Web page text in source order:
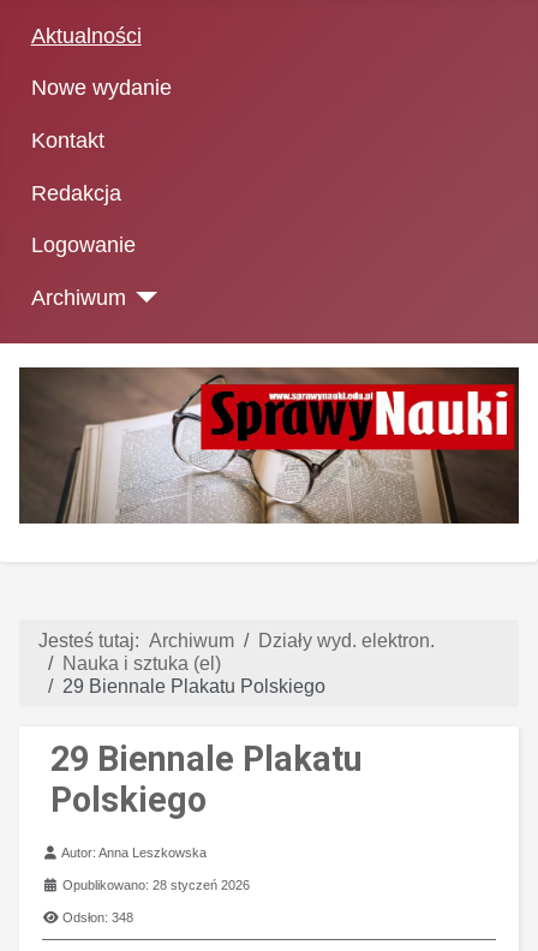
Aktualności
Nowe wydanie
Kontakt
Redakcja
Logowanie
Archiwum
Jesteś tutaj: Archiwum
Działy wyd. elektron.
Nauka i sztuka (el)
29 Biennale Plakatu Polskiego
29 Biennale Plakatu
Polskiego
Szczegóły
Autor:Anna Leszkowska
Opublikowano: 28 styczeń 2026
Odsłon: 348